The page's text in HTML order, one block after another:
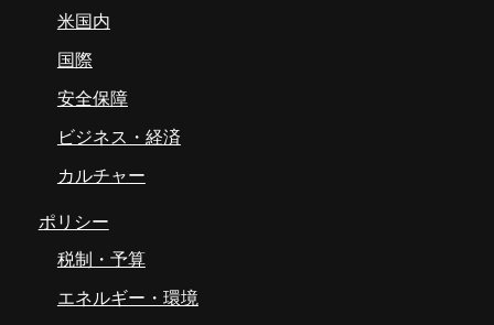
米国内
国際
安全保障
ビジネス・経済
カルチャー
ポリシー
税制・予算
エネルギー・環境